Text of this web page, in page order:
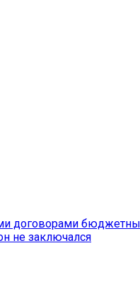
договорами
не заключался